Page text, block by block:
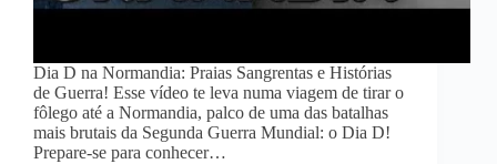
Dia D na Normandia: Praias Sangrentas e Histórias
de Guerra! Esse vídeo te leva numa viagem de tirar o
fôlego até a Normandia, palco de uma das batalhas
mais brutais da Segunda Guerra Mundial: o Dia D!
Prepare-se para conhecer…